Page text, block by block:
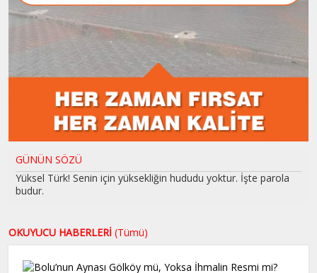
GÜNÜN SÖZÜ
Yüksel Türk! Senin için yüksekliğin hududu yoktur. İşte parola
budur.
OKUYUCU HABERLERİ (Tümü)